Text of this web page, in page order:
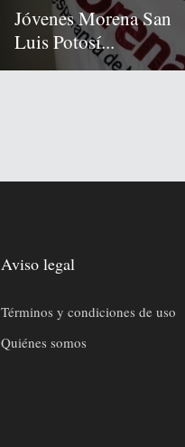
Jóvenes Morena San
Luis Potosí...
Aviso legal
Términos y condiciones de uso
Quiénes somos